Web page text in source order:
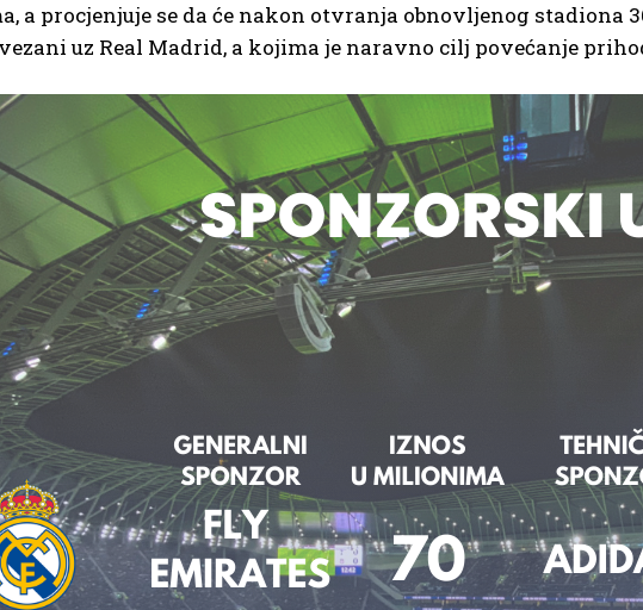
a procjenjuje se da će nakon otvranja obnovljenog stadiona
uz Real Madrid, a kojima je naravno cilj povećanje